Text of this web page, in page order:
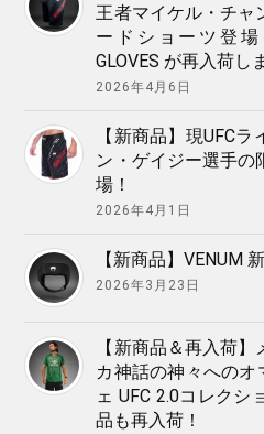
王者マイケル・チャ
ードショーツ登場
GLOVES が再入荷し
2026年4月6日
【新商品】現UFC
ン・ゲイジー選手の
場！
2026年4月1日
【新商品】VENUM
2026年3月23日
【新商品＆再入荷
カ神話の神々への
ェ UFC 2.0コレクシ
品も再入荷！